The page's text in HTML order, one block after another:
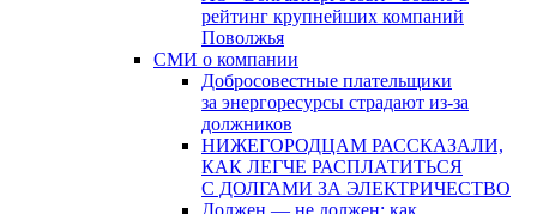
рейтинг крупнейших компаний
Поволжья
СМИ о компании
Добросовестные плательщики
за энергоресурсы страдают из-за
должников
НИЖЕГОРОДЦАМ РАССКАЗАЛИ,
КАК ЛЕГЧЕ РАСПЛАТИТЬСЯ
С ДОЛГАМИ ЗА ЭЛЕКТРИЧЕСТВО